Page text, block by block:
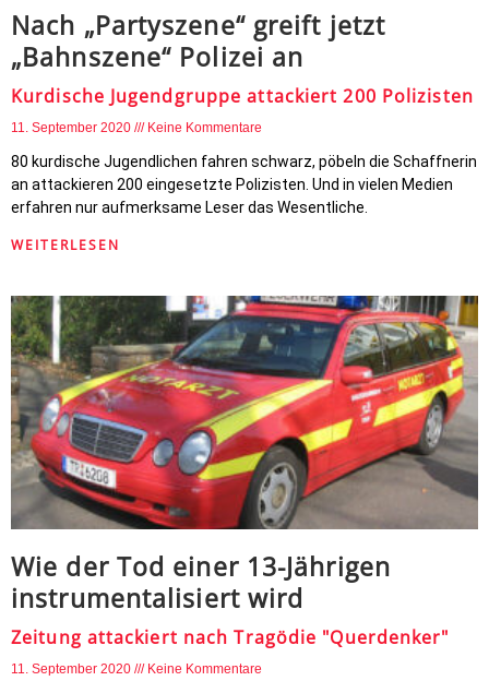
Nach „Partyszene“ greift jetzt
„Bahnszene“ Polizei an
Kurdische Jugendgruppe attackiert 200 Polizisten
11. September 2020 Keine Kommentare
80 kurdische Jugendlichen fahren schwarz, pöbeln die Schaffnerin
an attackieren 200 eingesetzte Polizisten. Und in vielen Medien
erfahren nur aufmerksame Leser das Wesentliche.
WEITERLESEN
Wie der Tod einer 13-Jährigen
instrumentalisiert wird
Zeitung attackiert nach Tragödie "Querdenker"
11. September 2020 Keine Kommentare